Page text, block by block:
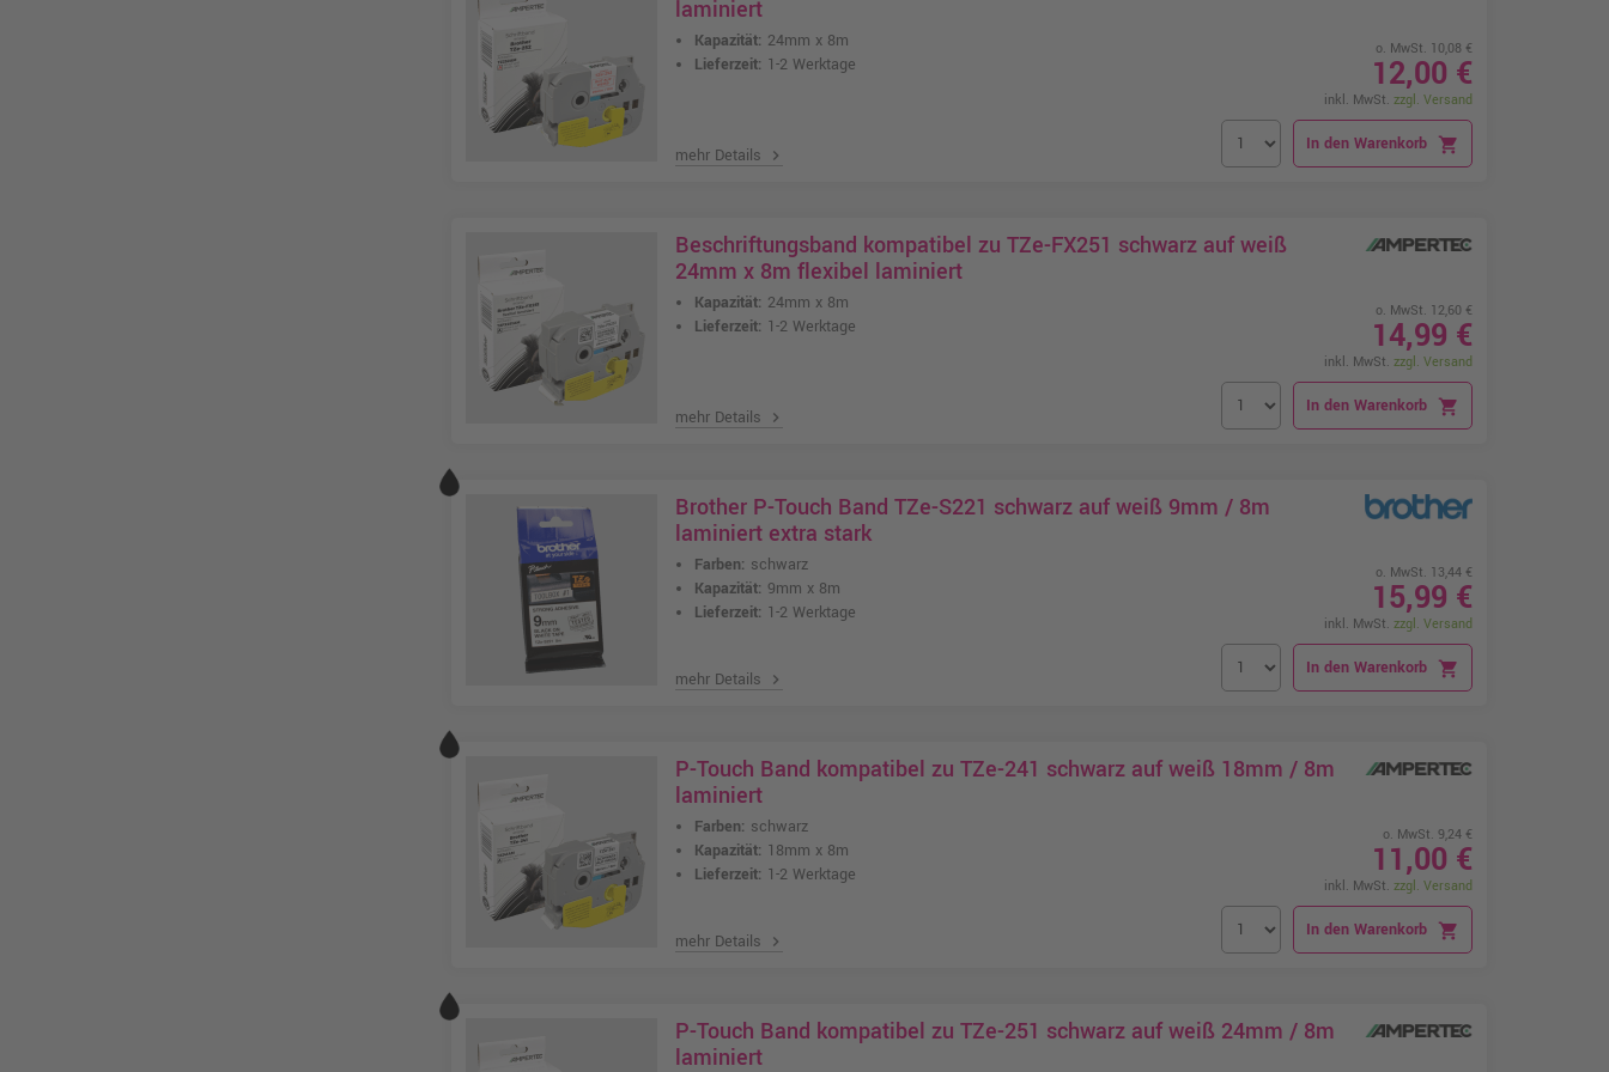
laminiert
Kapazität: 24mm x 8m
Lieferzeit: 1-2 Werktage
mehr Details chevron_right
o. MwSt. 10,08 €
12,00 €
inkl. MwSt. zzgl. Versand
In den Warenkorb shopping_cart
Beschriftungsband kompatibel zu TZe-FX251 schwarz auf weiß
24mm x 8m flexibel laminiert
Kapazität: 24mm x 8m
Lieferzeit: 1-2 Werktage
mehr Details chevron_right
o. MwSt. 12,60 €
14,99 €
inkl. MwSt. zzgl. Versand
In den Warenkorb shopping_cart
Brother P-Touch Band TZe-S221 schwarz auf weiß 9mm / 8m
laminiert extra stark
Farben: schwarz
Kapazität: 9mm x 8m
Lieferzeit: 1-2 Werktage
mehr Details chevron_right
o. MwSt. 13,44 €
15,99 €
inkl. MwSt. zzgl. Versand
In den Warenkorb shopping_cart
P-Touch Band kompatibel zu TZe-241 schwarz auf weiß 18mm / 8m
laminiert
Farben: schwarz
Kapazität: 18mm x 8m
Lieferzeit: 1-2 Werktage
mehr Details chevron_right
o. MwSt. 9,24 €
11,00 €
inkl. MwSt. zzgl. Versand
In den Warenkorb shopping_cart
P-Touch Band kompatibel zu TZe-251 schwarz auf weiß 24mm / 8m
laminiert